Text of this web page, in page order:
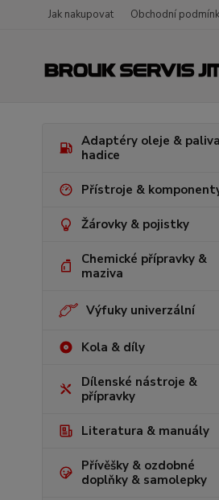
Jak nakupovat Obchodní
Adaptéry oleje &
hadice
Přístroje &
Žárovky & pojistky
Chemické přípravky &
maziva
Výfuky univerzální
Kola & díly
Dílenské nástroje &
přípravky
Literatura & manuály
Přívěšky & ozdobné
doplňky & samolepky